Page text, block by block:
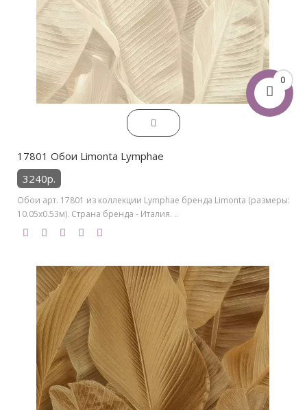
0
17801 Обои Limonta Lymphae
3240р.
Обои арт. 17801 из коллекции Lymphae бренда Limonta (размеры:
10.05х0.53м). Страна бренда - Италия. ..